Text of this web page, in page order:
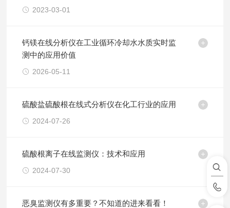
2023-03-01
钙镁在线分析仪在工业循环冷却水水质实时监
测中的应用价值
2026-05-11
硫酸盐硫酸根在线式分析仪在化工行业的应用
2024-07-26
硫酸根离子在线监测仪：技术和应用
2024-07-30
恶臭监测仪有多重要？不知道的进来看看！